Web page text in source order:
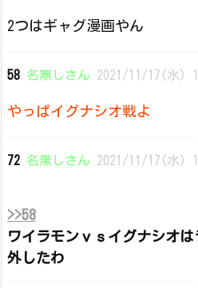
2つはギャグ漫画やん
58 名無しさん 2021/11/17(水)
やっぱイグナシオ戦よ
72 名無しさん 2021/11/17(水)
>>58
ワイラモンｖｓイグナシオ
外したわ